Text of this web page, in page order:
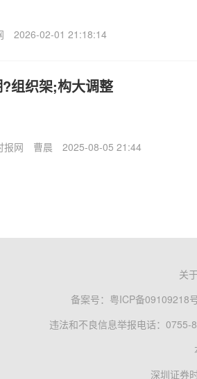
2026-02-01 21:18:14
组织架;构大调整
报网 曹晨 2025-08-05 21:44
关
备案号： 粤ICP备09109218
违法和不良信息举报电话：0755-
深圳证券